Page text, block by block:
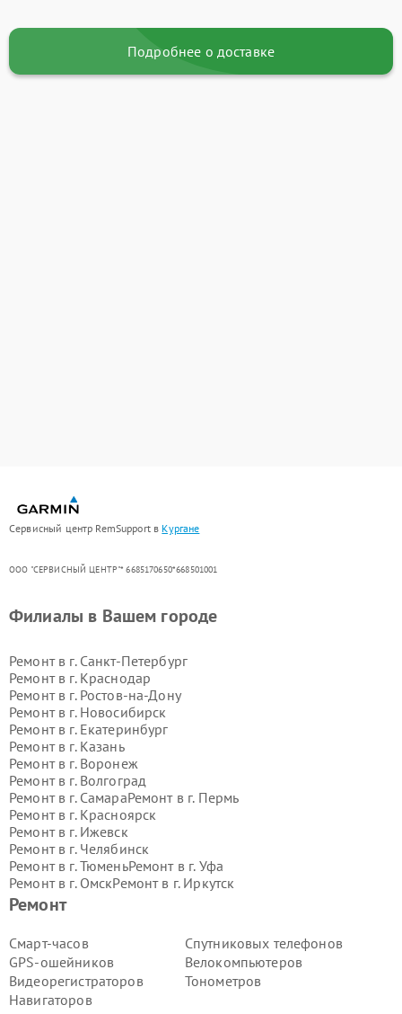
Подробнее о доставке
Сервисный центр RemSupport в Кургане
ООО "СЕРВИСНЫЙ ЦЕНТР"* 6685170650*668501001
Ремонт
Смарт-часов
GPS-ошейников
Видеорегистраторов
Навигаторов
Спутниковых телефонов
Велокомпьютеров
Тонометров
Филиалы в Вашем городе
Ремонт в г. Санкт-Петербург
Ремонт в г. Краснодар
Ремонт в г. Ростов-на-Дону
Ремонт в г. Новосибирск
Ремонт в г. Екатеринбург
Ремонт в г. Казань
Ремонт в г. Воронеж
Ремонт в г. Волгоград
Ремонт в г. СамараРемонт в г. Пермь
Ремонт в г. Красноярск
Ремонт в г. Ижевск
Ремонт в г. Челябинск
Ремонт в г.ТюменьРемонт в г. Уфа
Ремонт в г. ОмскРемонт в г. Иркутск
Ремонт в г.
Ремонт в г.
Ремонт в г.Тольятти
Ремонт в г.Хабаровск
Ремонт в г.Томск
Ремонт в г.Ульяновск